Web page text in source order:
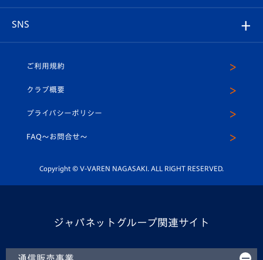
ホームタウン
平和祈念活動
ホームタウン活動
プレイヤーズスイート
店舗情報
U-18
スクール
SNS
ヴィヴィくんインスタグラム
公式LINE＠
ご利用規約
クラブ概要
プライバシーポリシー
FAQ〜お問合せ〜
Copyright © V-VAREN NAGASAKI. ALL RIGHT RESERVED.
ジャパネットグループ関連サイト
通信販売事業